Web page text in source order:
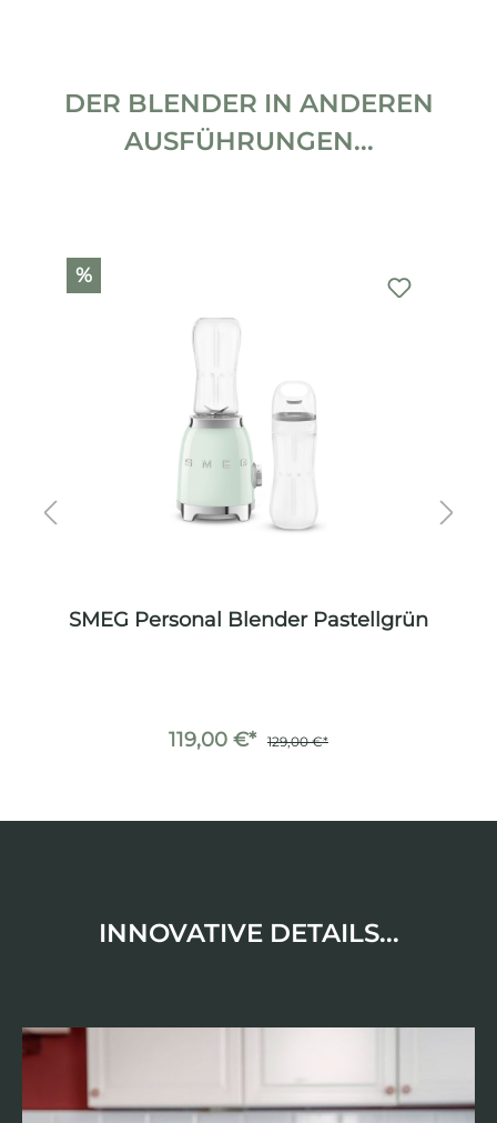
DER BLENDER IN ANDEREN
AUSFÜHRUNGEN...
Produktgalerie überspringen
%
SMEG Personal Blender Pastellgrün
119,00 €* 129,00 €*
INNOVATIVE DETAILS...